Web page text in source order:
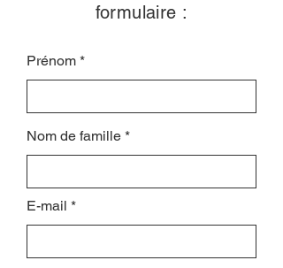
formulaire :
Prénom
Nom de famille
E-mail